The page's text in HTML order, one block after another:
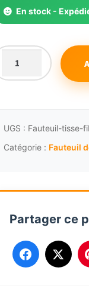
En stock -
quantité
de
sur
aluminium
443RN
UGS : Fauteuil-tisse-
Catégorie : Fauteuil
Partager ce